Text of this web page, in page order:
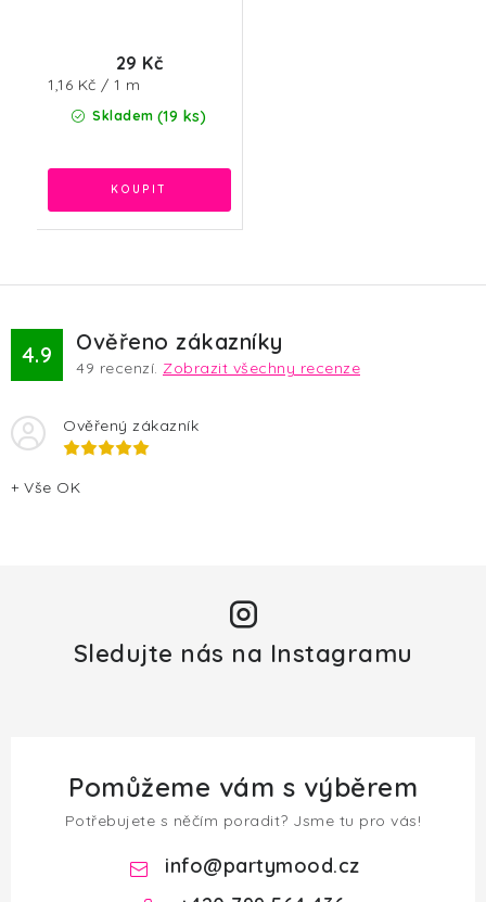
Skladem (19 ks)
29 Kč
Měrná
cena:
1,16 Kč / 1 m
4.9 Ověřeno zákazníky
49 recenzí. Zobrazit všechny recenze
Ověřený zákazník
+ Vše OK
Sledujte nás na Instagramu
Pomůžeme vám s výběrem
Potřebujete s něčím poradit? Jsme tu pro vás!
info@partymood.cz